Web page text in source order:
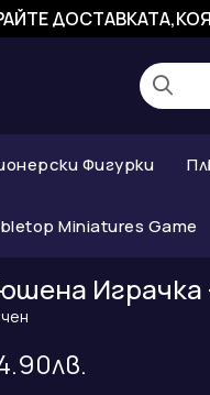
Фигурки
Miniatures Game
Играчка